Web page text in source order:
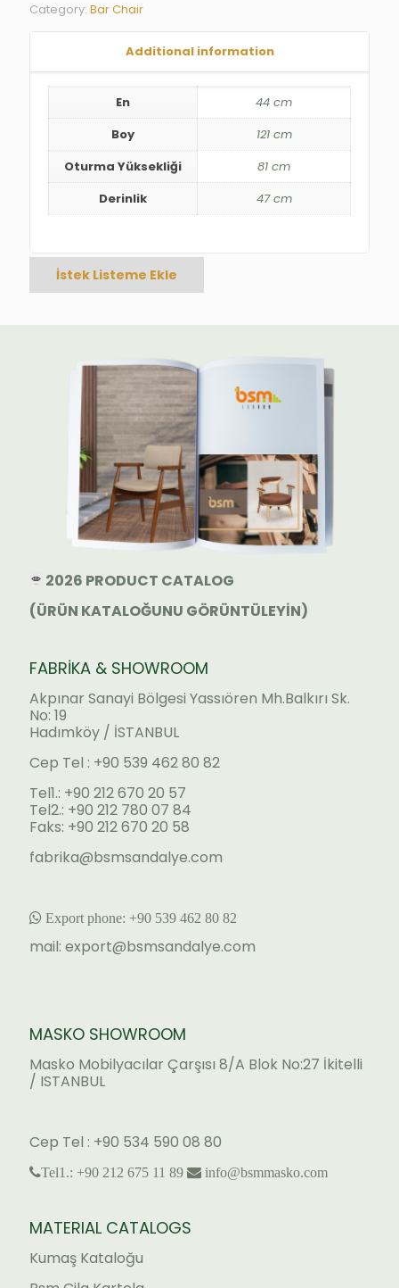
Category: Bar Chair
Additional information
En
44 cm
Boy
121 cm
Oturma Yüksekliği
81 cm
Derinlik
47 cm
İstek Listeme Ekle
2026 PRODUCT CATALOG
(ÜRÜN KATALOĞUNU GÖRÜNTÜLEYİN)
FABRİKA & SHOWROOM
Akpınar Sanayi Bölgesi Yassıören Mh.Balkırı Sk.
No: 19
Hadımköy / İSTANBUL
Cep Tel : +90 539 462 80 82
Tel1.: +90 212 670 20 57
Tel2.: +90 212 780 07 84
Faks: +90 212 670 20 58
fabrika@bsmsandalye.com
Export phone: +90 539 462 80 82
mail: export@bsmsandalye.com
MASKO SHOWROOM
Masko Mobilyacılar Çarşısı 8/A Blok No:27 İkitelli
/ ISTANBUL
Cep Tel : +90 534 590 08 80
Tel1.: +90 212 675 11 89 info@bsmmasko.com
MATERIAL CATALOGS
Kumaş Kataloğu